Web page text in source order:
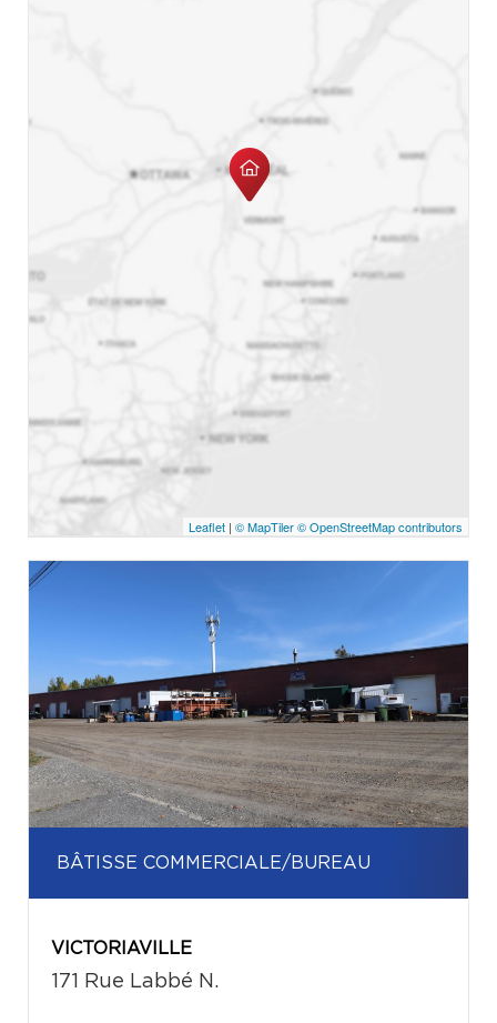
Leaflet | © MapTiler© OpenStreetMap contributors
BÂTISSE COMMERCIALE/BUREAU
VICTORIAVILLE
171 Rue Labbé N.